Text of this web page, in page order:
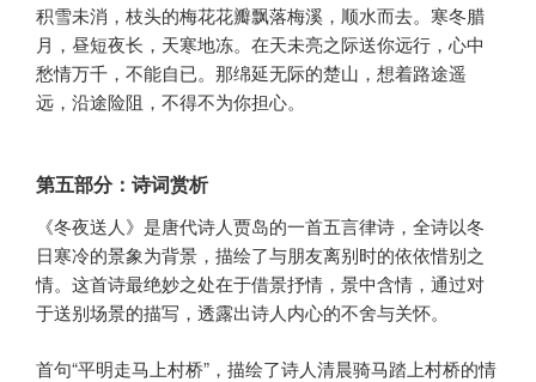
积雪未消，枝头的梅花花瓣飘落梅溪，顺水而去。寒冬腊
月，昼短夜长，天寒地冻。在天未亮之际送你远行，心中
愁情万千，不能自已。那绵延无际的楚山，想着路途遥
远，沿途险阻，不得不为你担心。
第五部分：诗词赏析
《冬夜送人》是唐代诗人贾岛的一首五言律诗，全诗以冬
日寒冷的景象为背景，描绘了与朋友离别时的依依惜别之
情。这首诗最绝妙之处在于借景抒情，景中含情，通过对
于送别场景的描写，透露出诗人内心的不舍与关怀。
首句“平明走马上村桥”，描绘了诗人清晨骑马踏上村桥的情